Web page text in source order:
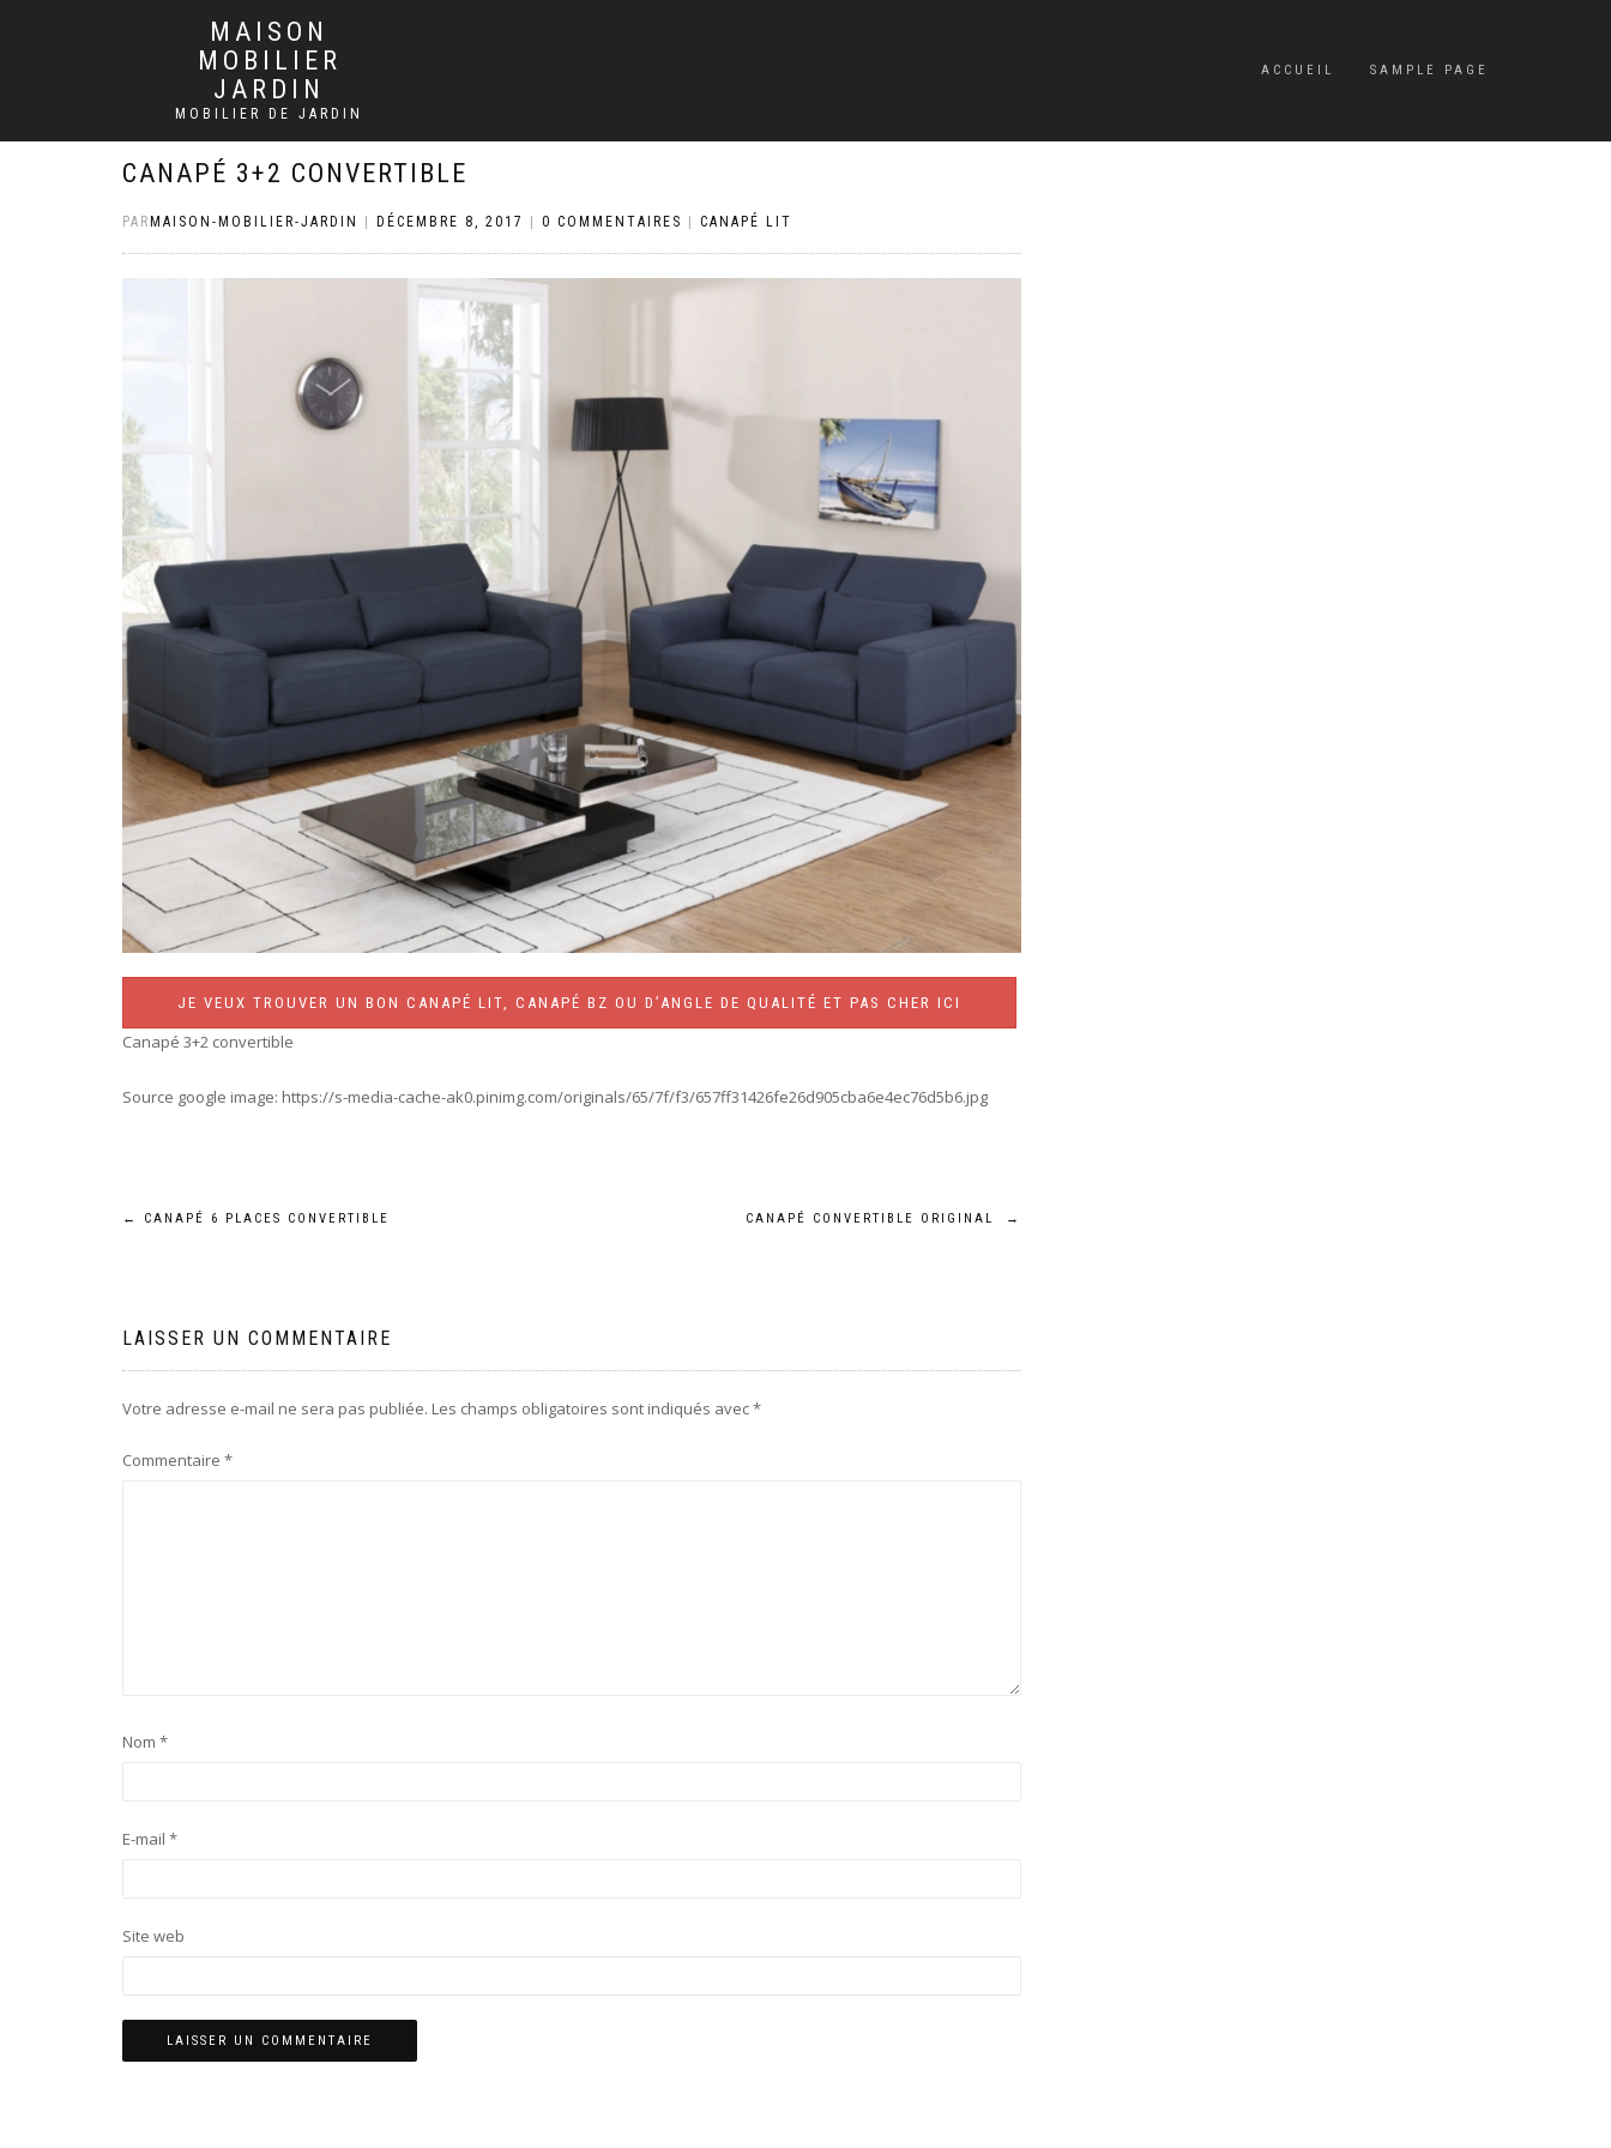
MAISON
MOBILIER
JARDIN
MOBILIER DE JARDIN
ACCUEIL SAMPLE PAGE
CANAPÉ 3+2 CONVERTIBLE
PAR MAISON-MOBILIER-JARDIN DÉCEMBRE 8, 2017 0 COMMENTAIRES CANAPÉ LIT
JE VEUX TROUVER UN BON CANAPÉ LIT, CANAPÉ BZ OU D’ANGLE DE QUALITÉ ET PAS CHER ICI
Canapé 3+2 convertible
Source google image: https://s-media-cache-ak0.pinimg.com/originals/65/7f/f3/657ff31426fe26d905cba6e4ec76d5b6.jpg
Navigation
l’article
← CANAPÉ 6 PLACES CONVERTIBLE CANAPÉ CONVERTIBLE ORIGINAL →
LAISSER UN COMMENTAIRE
Votre adresse e-mail ne sera pas publiée. Les champs obligatoires sont indiqués avec*
Commentaire *
Nom *
E-mail *
Site web